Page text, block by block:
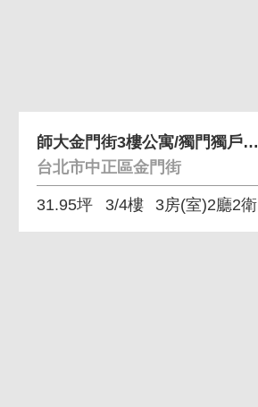
師大金門街3樓公寓/獨門獨戶/4面採光/古亭捷運
台北市中正區金門街
31.95坪 3/4樓 3房(室)2廳2衛